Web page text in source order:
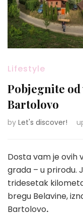
Lifestyle
Pobjegnite
Bartolovo
by Let's discover!
Dosta vam je ovih
grada – u prirodu.
tridesetak
bregu Belavine,
Bartolovo.